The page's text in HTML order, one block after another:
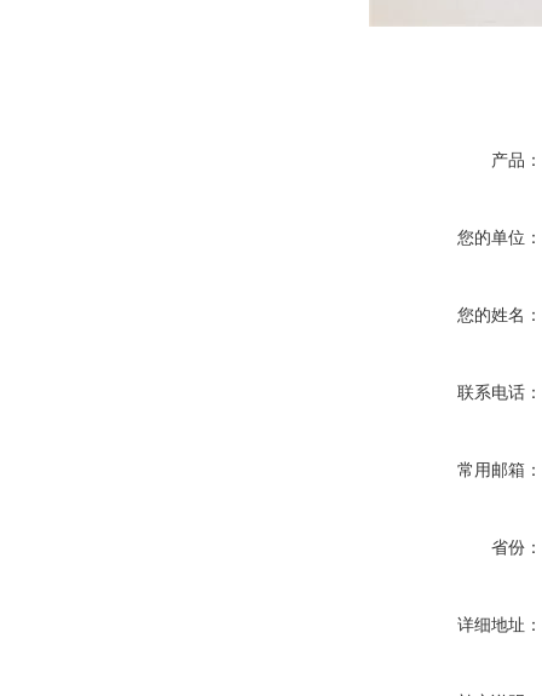
产品：
您的单位：
您的姓名：
联系电话：
常用邮箱：
省份：
详细地址：